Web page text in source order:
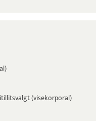
(visekorporal)